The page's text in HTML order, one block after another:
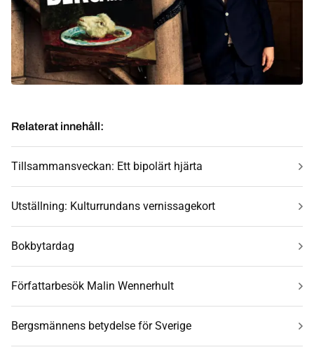
Relaterat innehåll:
Tillsammansveckan: Ett bipolärt hjärta
Utställning: Kulturrundans vernissagekort
Bokbytardag
Författarbesök Malin Wennerhult
Bergsmännens betydelse för Sverige